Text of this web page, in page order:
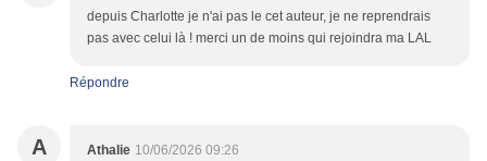
depuis Charlotte je n'ai pas le cet auteur, je ne reprendrais
pas avec celui là ! merci un de moins qui rejoindra ma LAL
Répondre
A Athalie 10/06/2026 09:26